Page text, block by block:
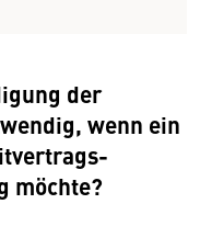
der
wenn ein
möchte?